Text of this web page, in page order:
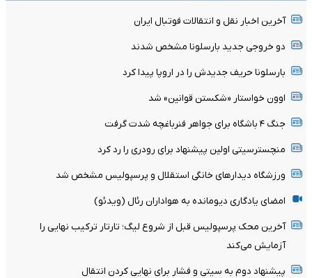
آخرین اخبار نقل و انتقالات فوتبال ایران
دو خروجی جدید بارسلونا مشخص شدند
بارسلونا حریف جدیدش را در اروپا پیدا کرد
اوون خواستار «شکستن قوانین» شد
جنگ ۴ باشگاه برای جواهر فنرباغچه شدت گرفت
منچسترسیتی اولین پیشنهاد برای رودری را رد کرد
ورزشگاه دیدارهای خانگی استقلال و پرسپولیس مشخص شد
امضای یادگاری دیومانده به هواداران رئال (ویدئو)
آخرین محک پرسپولیس قبل از شروع لیگ؛ تارتار ترکیب نهایی را
آزمایش می‌کند
پیشنهاد دوم به سیتی و فشار برای نهایی کردن انتقال